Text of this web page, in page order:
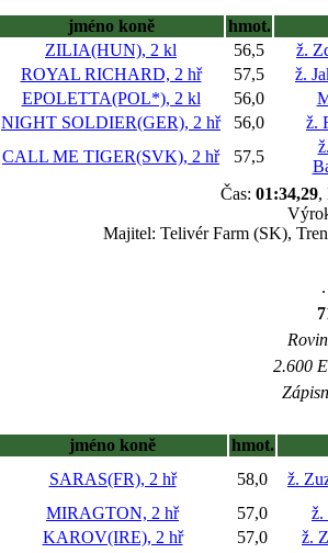
jméno koně
hmot.
ZILIA(HUN), 2 kl 56,5
ž.
ROYAL RICHARD, 2 hř 57,5
ž.
EPOLETTA(POL*), 2 kl 56,0
NIGHT SOLDIER(GER), 2 hř 56,0
ž.
CALL ME TIGER(SVK), 2 hř 57,5
Čas: 01:34,29,
Majitel: Telivér Farm (SK),
2.600
jméno koně
hmot.
SARAS(FR), 2 hř 58,0
ž.
MIRAGTON, 2 hř 57,0
ž.
KAROV(IRE), 2 hř 57,0
ž.